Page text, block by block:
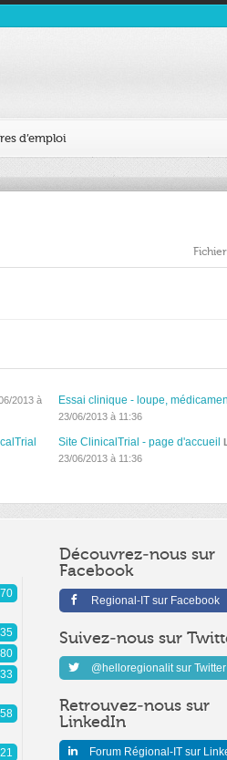
d’emploi
2013 à
Essai clinique - loupe,
23/06/2013 à 11:36
Site ClinicalTrial - page d'accueil
23/06/2013 à 11:36
Découvrez-nous sur
Facebook
Regional-IT sur Facebook
Suivez-nous sur
@helloregionalit sur Twitter
Retrouvez-nous sur
LinkedIn
Forum Régional-IT sur
70
80
33